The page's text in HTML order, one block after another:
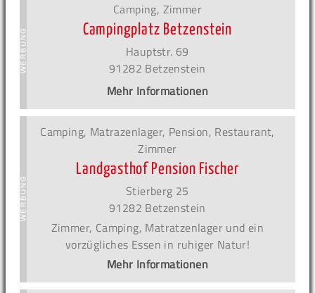
Camping, Zimmer
Campingplatz Betzenstein
Hauptstr. 69
91282 Betzenstein
Mehr Informationen
Camping, Matrazenlager, Pension, Restaurant,
Zimmer
Landgasthof Pension Fischer
Stierberg 25
91282 Betzenstein
Zimmer, Camping, Matratzenlager und ein
vorzügliches Essen in ruhiger Natur!
Mehr Informationen